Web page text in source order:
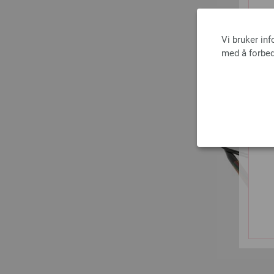
Vi bruker
med å